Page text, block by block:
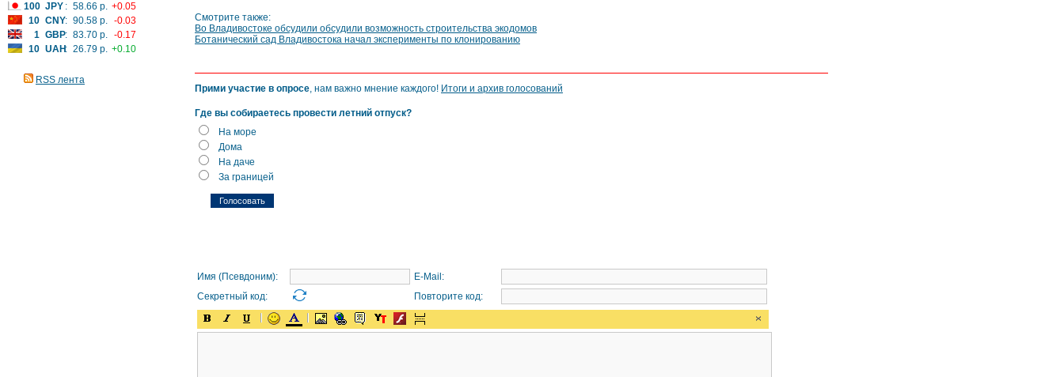
100 JPY : 58.66 р. +0.05
10 CNY: 90.58 р. -0.03
1 GBP: 83.70 р. -0.17
10 UAH: 26.79 р. +0.10
RSS лента
Смотрите также:
Во Владивостоке обсудили обсудили возможность строительства экодомов
Ботанический сад Владивостока начал эксперименты по клонированию
Прими участие в опросе, нам важно мнение каждого! Итоги и архив голосований
Где вы собираетесь провести летний отпуск?
На море
Дома
На даче
За границей
Имя (Псевдоним):
E-Mail:
Секретный код:
Повторите код: